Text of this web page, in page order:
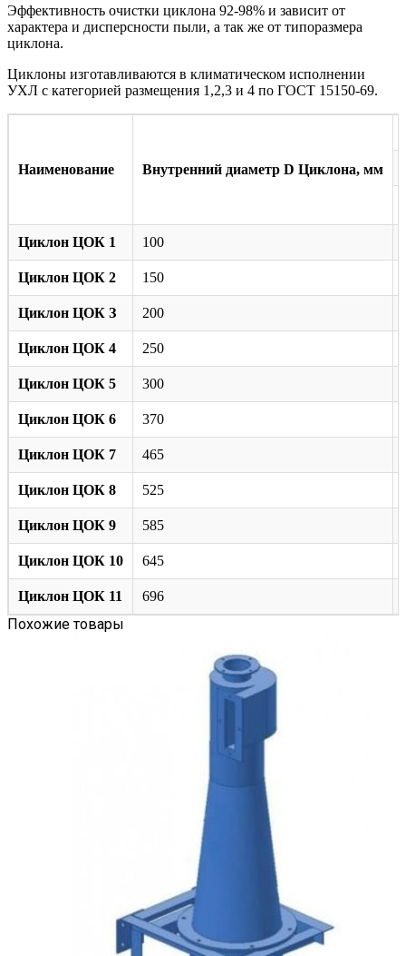
Эффективность очистки циклона 92-98% и зависит от
характера и дисперсности пыли, а так же от типоразмера
циклона.
Циклоны изготавливаются в климатическом исполнении
УХЛ с категорией размещения 1,2,3 и 4 по ГОСТ 15150-69.
Наименование Внутренний диаметр D Циклона, мм
Циклон ЦОК 1 100
Циклон ЦОК 2 150
Циклон ЦОК З 200
Циклон ЦОК 4 250
Циклон ЦОК 5 300
Циклон ЦОК 6 370
Циклон ЦОК 7 465
Циклон ЦОК 8 525
Циклон ЦОК 9 585
Циклон ЦОК 10 645
Циклон ЦОК 11 696
Похожие товары